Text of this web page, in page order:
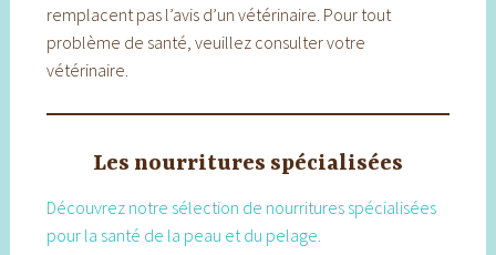
remplacent pas l’avis d’un vétérinaire. Pour tout
problème de santé, veuillez consulter votre
vétérinaire.
Les nourritures spécialisées
Découvrez notre sélection de nourritures spécialisées
pour la santé de la peau et du pelage.